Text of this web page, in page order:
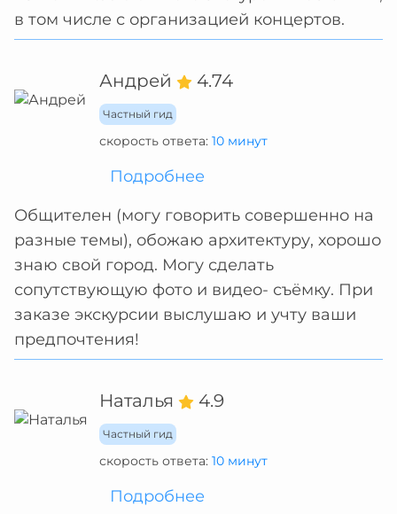
в том числе с организацией концертов.
Андрей 4.74
Частный гид
скорость ответа: 10 минут
Подробнее
Общителен (могу говорить совершенно на
разные темы), обожаю архитектуру, хорошо
знаю свой город. Могу сделать
сопутствующую фото и видео- съёмку. При
заказе экскурсии выслушаю и учту ваши
предпочтения!
Наталья 4.9
Частный гид
скорость ответа: 10 минут
Подробнее